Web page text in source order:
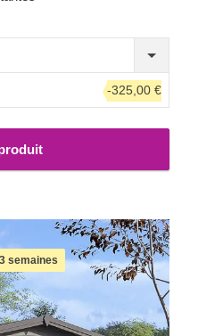
et à être fier de
bijou qui apporte de
-325,00 €
semaines